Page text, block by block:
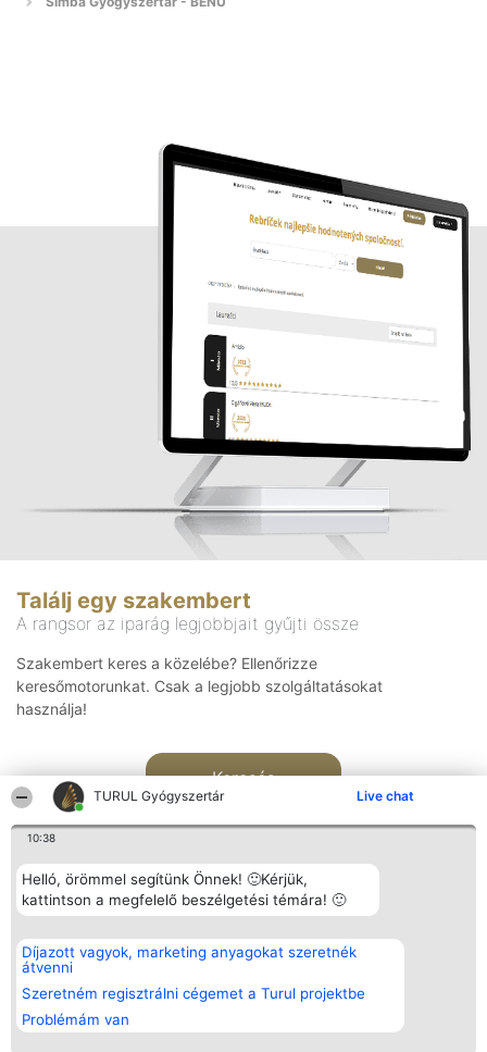
TURUL Gyógyszertár Live chat
10:38
Helló, örömmel segítünk Önnek! 🙂Kérjük,
kattintson a megfelelő beszélgetési témára! 🙂
Díjazott vagyok, marketing anyagokat szeretnék
átvenni
Szeretném regisztrálni cégemet a Turul projektbe
Problémám van
Találj egy szakembert
A rangsor az iparág legjobbjait gyűjti össze
Szakembert keres a közelébe? Ellenőrizze
keresőmotorunkat. Csak a legjobb szolgáltatásokat
használja!
Keresés
Rangsorszervező
SC Beautiful Company S.R.L.
Bulevardul Aleea Timișul De
Sus Nr. 2, Bl. A30, Sc. A, Et.
4, Ap. 13
Bukarest 53-238
Adószám 36737675
Népszavazás
Nyertesek
listája
Státusz
Elérhetőség
Elérhetőség